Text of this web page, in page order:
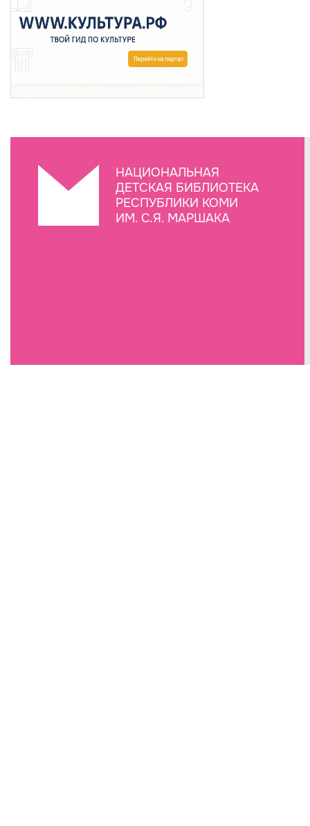
НАЦИОНАЛЬНАЯ
ДЕТСКАЯ БИБЛИОТЕКА
РЕСПУБЛИКИ КОМИ
ИМ. С.Я. МАРШАКА